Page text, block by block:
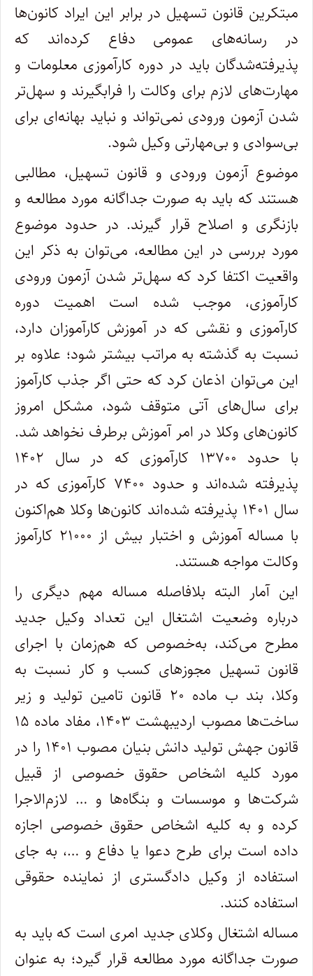
مبتکرین قانون تسهیل در برابر این ایراد کانون‌ها
در رسانه‌های عمومی دفاع کرده‌اند که
پذیرفته‌شدگان باید در دوره کارآموزی معلومات و
مهارت‌های لازم برای وکالت را فرابگیرند و سهل‌تر
شدن آزمون ورودی نمی‌تواند و نباید بهانه‌ای برای
بی‌سوادی و بی‌مهارتی وکیل شود.
موضوع آزمون ورودی و قانون تسهیل، مطالبی
هستند که باید به صورت جداگانه مورد مطالعه و
بازنگری و اصلاح قرار گیرند. در حدود موضوع
مورد بررسی در این مطالعه، می‌توان به ذکر این
واقعیت اکتفا کرد که سهل‌تر شدن آزمون ورودی
کارآموزی، موجب شده است اهمیت دوره
کارآموزی و نقشی که در آموزش کارآموزان دارد،
نسبت به گذشته به مراتب بیشتر شود؛ علاوه بر
این می‌توان اذعان کرد که حتی اگر جذب کارآموز
برای سال‌های آتی متوقف شود، مشکل امروز
کانون‌های وکلا در امر آموزش برطرف نخواهد شد.
با حدود ۱۳۷۰۰ کارآموزی که در سال ۱۴۰۲
پذیرفته شده‌اند و حدود ۷۴۰۰ کارآموزی که در
سال ۱۴۰۱ پذیرفته شده‌اند کانون‌ها وکلا هم‌اکنون
با مساله آموزش و اختبار بیش از ۲۱۰۰۰ کارآموز
وکالت مواجه هستند.
این آمار البته بلافاصله مساله مهم دیگری را
درباره وضعیت اشتغال این تعداد وکیل جدید
مطرح می‌کند، به‌خصوص که هم‌زمان با اجرای
قانون تسهیل مجوز‌های کسب و کار نسبت به
وکلا، بند ب ماده ۲۰ قانون تامین تولید و زیر
ساخت‌ها مصوب اردیبهشت ۱۴۰۳، مفاد ماده ۱۵
قانون جهش تولید دانش بنیان مصوب ۱۴۰۱ را در
مورد کلیه اشخاص حقوق خصوصی از قبیل
شرکت‌ها و موسسات و بنگاه‌ها و … لازم‌الاجرا
کرده و به کلیه اشخاص حقوق خصوصی اجازه
داده است برای طرح دعوا یا دفاع و …، به جای
استفاده از وکیل دادگستری از نماینده حقوقی
استفاده کنند.
مساله اشتغال وکلای جدید امری است که باید به
صورت جداگانه مورد مطالعه قرار گیرد؛ به عنوان